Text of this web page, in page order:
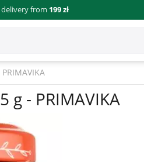
delivery from 199 zł
g - PRIMAVIKA